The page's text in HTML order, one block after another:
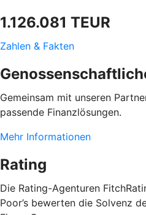
1.126.081 TEUR
Zahlen & Fakten
Gemeinsam mit unseren
passende Finanzlösungen.
Mehr Informationen
Rating
Die Rating-Agenturen
Poor’s bewerten die Solvenz